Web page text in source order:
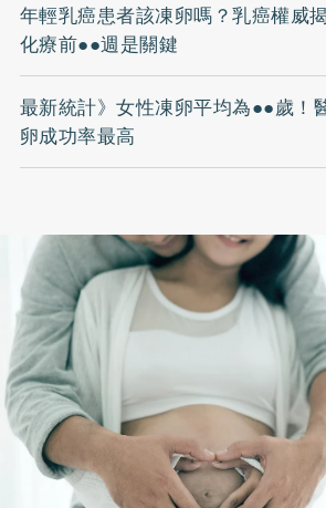
年輕乳癌患者該凍卵嗎？乳癌權威
化療前●●週是關鍵
最新統計》女性凍卵平均為●●歲！
卵成功率最高